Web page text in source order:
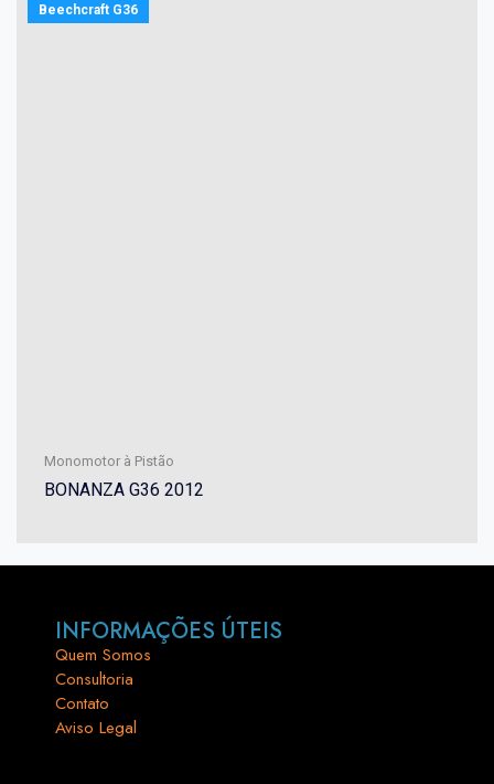
Beechcraft G36
Monomotor à Pistão
BONANZA G36 2012
INFORMAÇÕES ÚTEIS
Quem Somos
Consultoria
Contato
Aviso Legal